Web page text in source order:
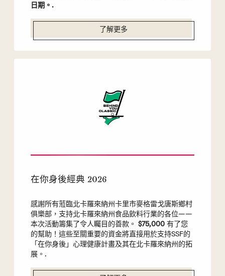
日期。.
了解更多
在你身後經典 2026
感謝所有蒞臨北卡羅來納州卡里市麥格雷戈唐斯鄉村
俱樂部，支持北卡羅來納州食品飲料行業的各位——
本次活動籌集了令人矚目的善款。 $75,000 有了您
的幫助！這些至關重要的資金將直接用於支持SSF的
「在你身後」心理健康計畫及其在北卡羅來納州的拓
展。.